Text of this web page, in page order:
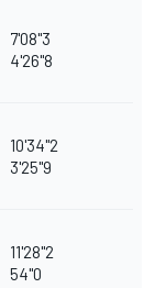
7'08"3
4'26"8
10'34"2
3'25"9
11'28"2
54"0